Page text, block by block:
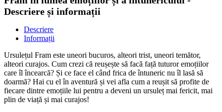
Descriere și informații
Descriere
Informații
Ursulețul Fram este uneori bucuros, alteori trist, uneori temător,
alteori curajos. Cum crezi că reușește să facă față tuturor emoțiilor
care îl încearcă? Și ce face el când frica de întuneric nu îl lasă să
doarmă? Hai cu el în aventură și vei afla cum a reușit să profite de
fiecare dintre emoțiile lui pentru a deveni un ursuleț mai fericit, mai
plin de viață și mai curajos!